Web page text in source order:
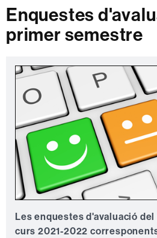
Lletres
Enquestes
primer semestre
Les enquestes d'avaluació
curs 2021-2022